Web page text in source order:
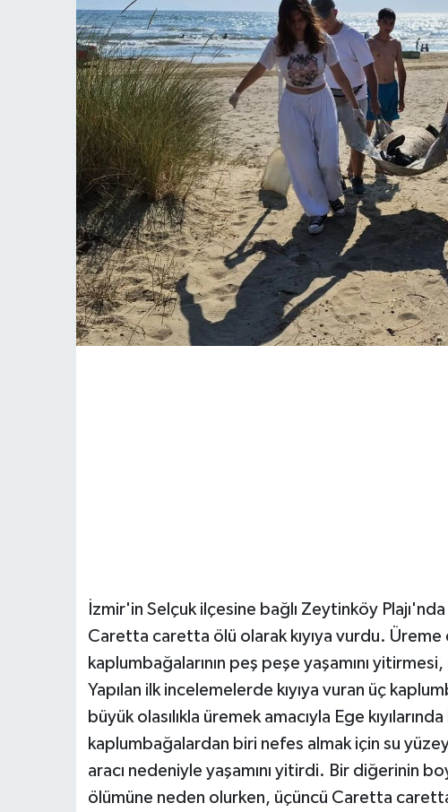
İzmir'in Selçuk ilçesine bağlı Zeytinköy
Caretta caretta ölü olarak kıyıya vurdu.
kaplumbağalarının peş peşe yaşamını
Yapılan ilk incelemelerde kıyıya vuran üç
büyük olasılıkla üremek amacıyla Ege
kaplumbağalardan biri nefes almak için su
aracı nedeniyle yaşamını yitirdi. Bir diğerinin
ölümüne neden olurken, üçüncü Caretta